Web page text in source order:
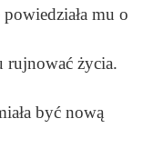
powiedziała mu o
rujnować życia.
być nową